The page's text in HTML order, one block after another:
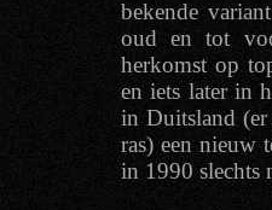
bekende
oud en tot
herkomst op
en iets later in
in Duitsland
ras) een nieuw
in 1990 slechts